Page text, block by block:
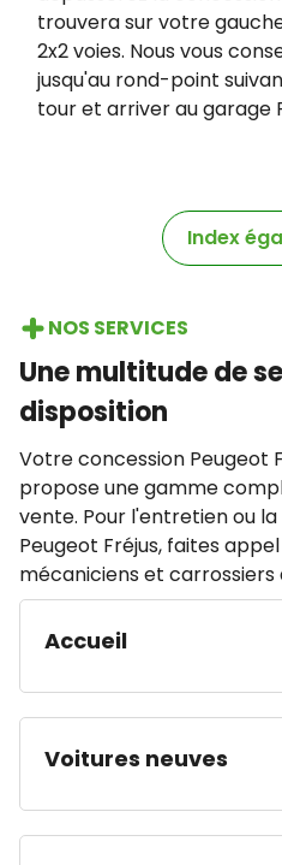
trouvera sur votre
2x2 voies. Nous vous
jusqu'au rond-point
tour et arriver au garage
Index
NOS SERVICES
Une multitude de
disposition
Votre concession Peugeot
propose une gamme
vente. Pour l'entretien ou
Peugeot Fréjus, faites
mécaniciens et carrossiers
Accueil
Lundi
Mardi
Jeudi
Voitures neuves
Lundi